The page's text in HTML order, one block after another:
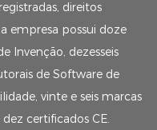
direitos
empresa possui doze
Invenção, dezesseis
de Software de
vinte e seis marcas
certificados CE.